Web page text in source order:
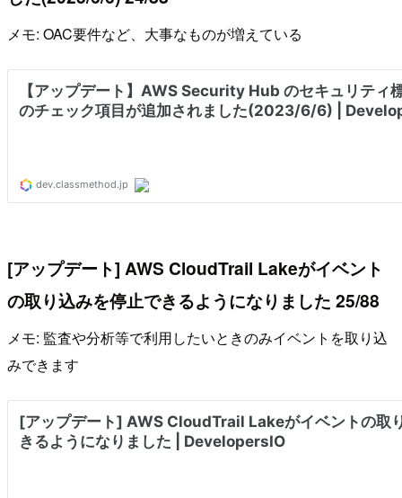
メモ: OAC要件など、大事なものが増えている
[アップデート] AWS CloudTrail Lakeがイベント
の取り込みを停止できるようになりました 25/88
メモ: 監査や分析等で利用したいときのみイベントを取り込
みできます